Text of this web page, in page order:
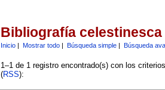
Bibliografía celestinesca
Inicio| Mostrar todo| Búsqueda simple| Búsqueda
1–1 de 1 registro encontrado(s) con los
(RSS):